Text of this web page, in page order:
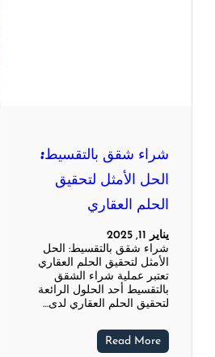
شراء شقق بالتقسيط:
الحل الأمثل لتحقيق
الحلم العقاري
يناير 11, 2025
شراء شقق بالتقسيط: الحل
الأمثل لتحقيق الحلم العقاري
تعتبر عملية شراء الشقق
بالتقسيط أحد الحلول الرائعة
لتحقيق الحلم العقاري لدى…
Read More